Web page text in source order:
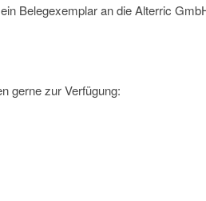
Belegexemplar an die Alterric
gerne zur Verfügung: